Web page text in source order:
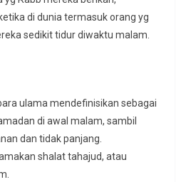
di dunia termasuk orang yg
sedikit tidur diwaktu malam.
ulama mendefinisikan sebagai
di awal malam, sambil
dan tidak panjang.
shalat tahajud, atau